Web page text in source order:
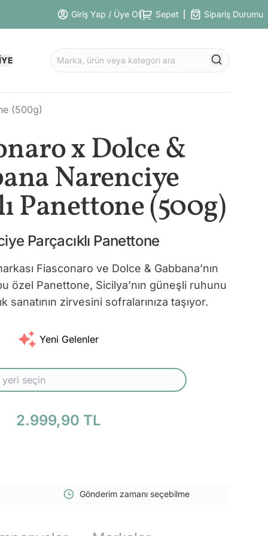
Giriş Yap / Üye Ol Sepet Sipariş Durumu
(500g)
x Dolce &
Narenciye
Panettone (500g)
Parçacıklı Panettone
Fiasconaro ve Dolce & Gabbana’nın
özel Panettone, Sicilya’nın güneşli ruhunu
sanatının zirvesini sofralarınıza taşıyor.
Yeni Gelenler
2.999,90 TL
Gönderim zamanı seçebilme